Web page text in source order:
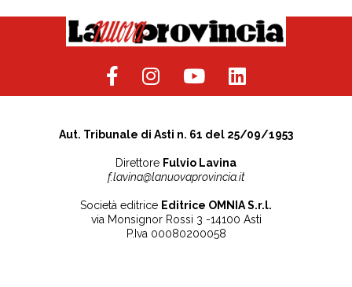
Aut. Tribunale di Asti n. 61 del 25/09/1953
Direttore Fulvio Lavina
f.lavina@lanuovaprovincia.it
Società editrice Editrice OMNIA S.r.l.
via Monsignor Rossi 3 -14100 Asti
P.Iva 00080200058